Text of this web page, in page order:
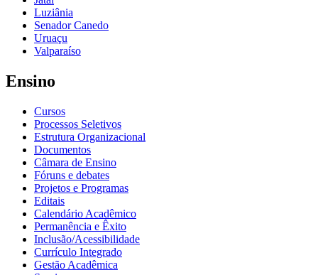
Luziânia
Senador Canedo
Uruaçu
Valparaíso
Ensino
Cursos
Processos Seletivos
Estrutura Organizacional
Documentos
Câmara de Ensino
Fóruns e debates
Projetos e Programas
Editais
Calendário Acadêmico
Permanência e Êxito
Inclusão/Acessibilidade
Currículo Integrado
Gestão Acadêmica